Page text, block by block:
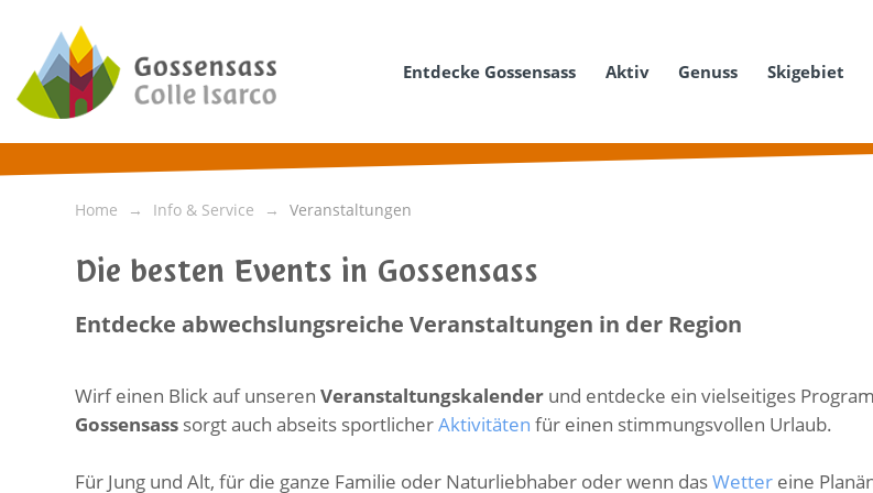
Entdecke Gossensass Aktiv Genuss Skigebiet
Home Info & Service Veranstaltungen
Die besten Events in Gossensass
Entdecke abwechslungsreiche Veranstaltungen in der Region
Wirf einen Blick auf unseren Veranstaltungskalender und entdecke ein vielseitiges
Gossensass sorgt auch abseits sportlicherAktivitäten für einen stimmungsvollen Urlaub.
Für Jung und Alt, für die ganze Familie oder Naturliebhaber oder wenn dasWetter eine